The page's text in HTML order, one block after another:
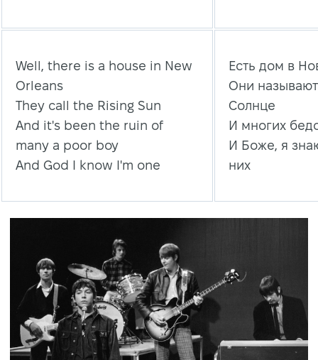
Well, there is a house in New
Orleans
They call the Rising Sun
And it's been the ruin of
many a poor boy
And God I know I'm one
Есть дом в
Они
Солнце
И многих
И Боже, я
них